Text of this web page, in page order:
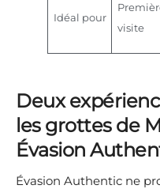
Idéal pour
visite
Deux
les grottes de
Évasion
Évasion Authentic ne